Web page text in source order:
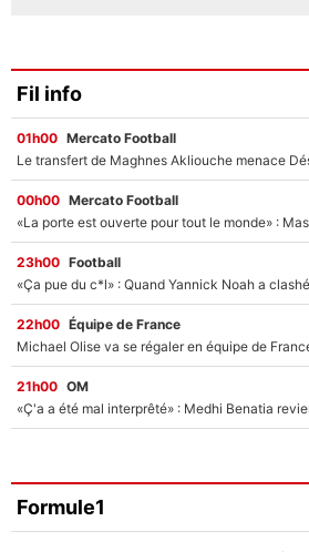
Fil info
01h00 Mercato Football
00h00 Mercato Football
23h00 Football
22h00 Équipe de France
21h00 OM
Formule1